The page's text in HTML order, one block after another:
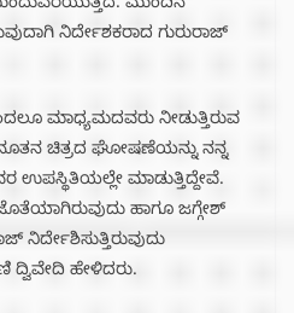
ಮುಂದಿನ
ನಿರ್ದೇಶಕರಾದ ಗುರುರಾಜ್
ಮಾಧ್ಯಮದವರು ನೀಡುತ್ತಿರುವ
ಚಿತ್ರದ ಘೋಷಣೆಯನ್ನು ನನ್ನ
ಉಪಸ್ಥಿತಿಯಲ್ಲೇ ಮಾಡುತ್ತಿದ್ದೇವೆ.
ಹಾಗೂ ಜಗ್ಗೇಶ್
ನಿರ್ದೇಶಿಸುತ್ತಿರುವುದು
ಹೇಳಿದರು.